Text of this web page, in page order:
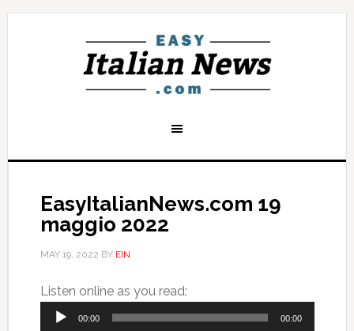
EasyItalianNews.com 19
maggio 2022
MAY 19, 2022 BY EIN
Listen online as you read:Audio
Player
00:00 00:00